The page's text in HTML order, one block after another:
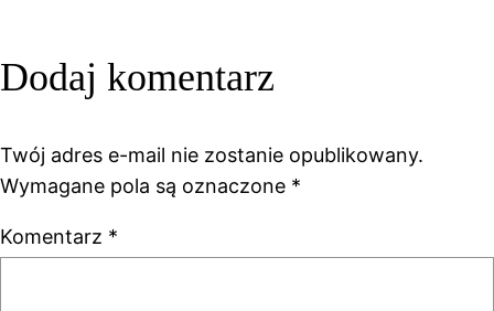
Dodaj komentarz
Twój adres e-mail nie zostanie opublikowany.
Wymagane pola są oznaczone *
Komentarz *